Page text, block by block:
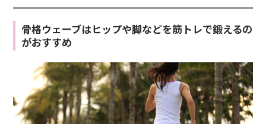
骨格ウェーブはヒップや脚などを筋トレで鍛えるの
がおすすめ